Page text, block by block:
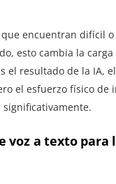
que encuentran difícil
esto cambia la
el resultado de la IA,
el esfuerzo físico de
voz a texto para